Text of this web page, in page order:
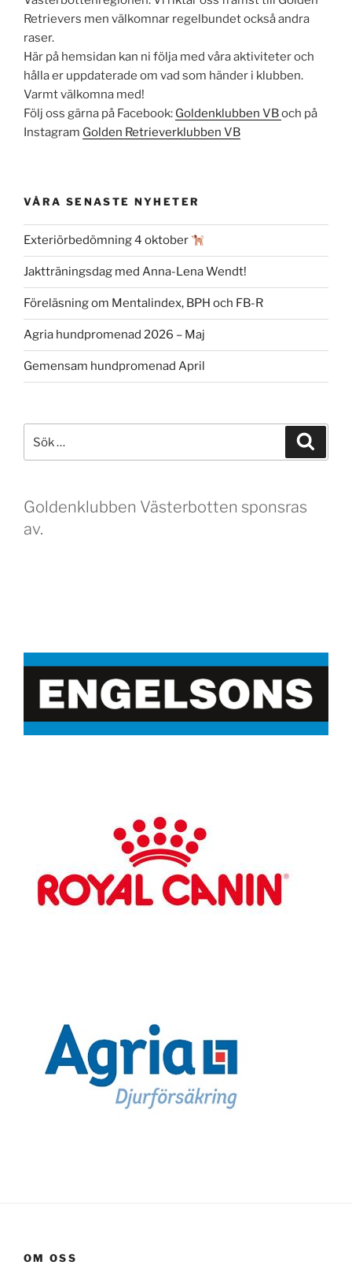
Retrievers men välkomnar regelbundet också andra
raser.
Här på hemsidan kan ni följa med våra aktiviteter och
hålla er uppdaterade om vad som händer i klubben.
Varmt välkomna med!
Följ oss gärna på Facebook: Goldenklubben VBoch på
Instagram Golden Retrieverklubben VB
VÅRA SENASTE NYHETER
Exteriörbedömning 4 oktober
Jaktträningsdag med Anna-Lena Wendt!
Föreläsning om Mentalindex, BPH och FB-R
Agria hundpromenad 2026 – Maj
Gemensam hundpromenad April
efter:
Goldenklubben Västerbotten sponsras
av.
OM OSS